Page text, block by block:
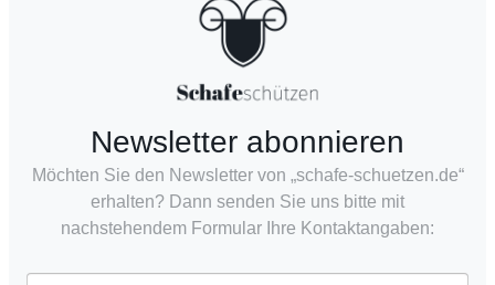
Newsletter abonnieren
Möchten Sie den Newsletter von „schafe-schuetzen.de“
erhalten? Dann senden Sie uns bitte mit
nachstehendem Formular Ihre Kontaktangaben: